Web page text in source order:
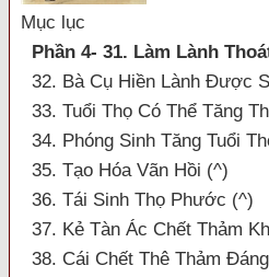
Mục lục
Phần 4- 31. Làm Lành
32. Bà Cụ Hiền Lành Được
33. Tuổi Thọ Có Thể Tăng
34. Phóng Sinh Tăng Tuổi
35. Tạo Hóa Vãn Hồi (^)
36. Tái Sinh Thọ Phước (^)
37. Kẻ Tàn Ác Chết Thảm
38. Cái Chết Thê Thảm